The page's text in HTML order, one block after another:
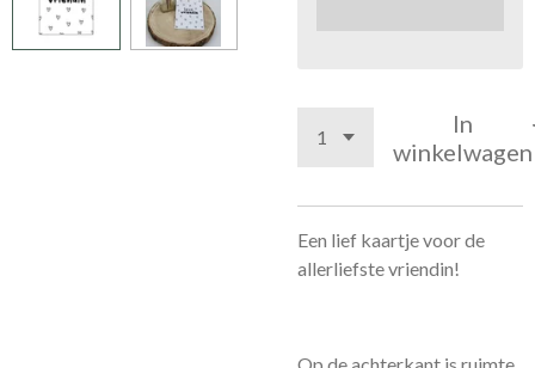
In
winkelwagen
Een lief kaartje voor de
allerliefste vriendin!